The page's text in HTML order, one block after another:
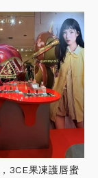
3CE果凍護唇蜜